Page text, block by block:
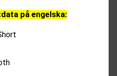
på engelska: